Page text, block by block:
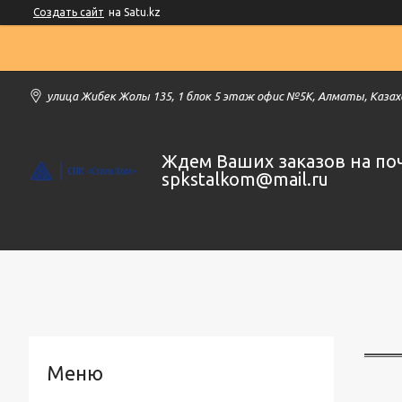
Создать сайт на Satu.kz
улица Жибек Жолы 135, 1 блок 5 этаж офис №5К, Алматы,
Ждем Ваших заказов на
spkstalkom@mail.ru